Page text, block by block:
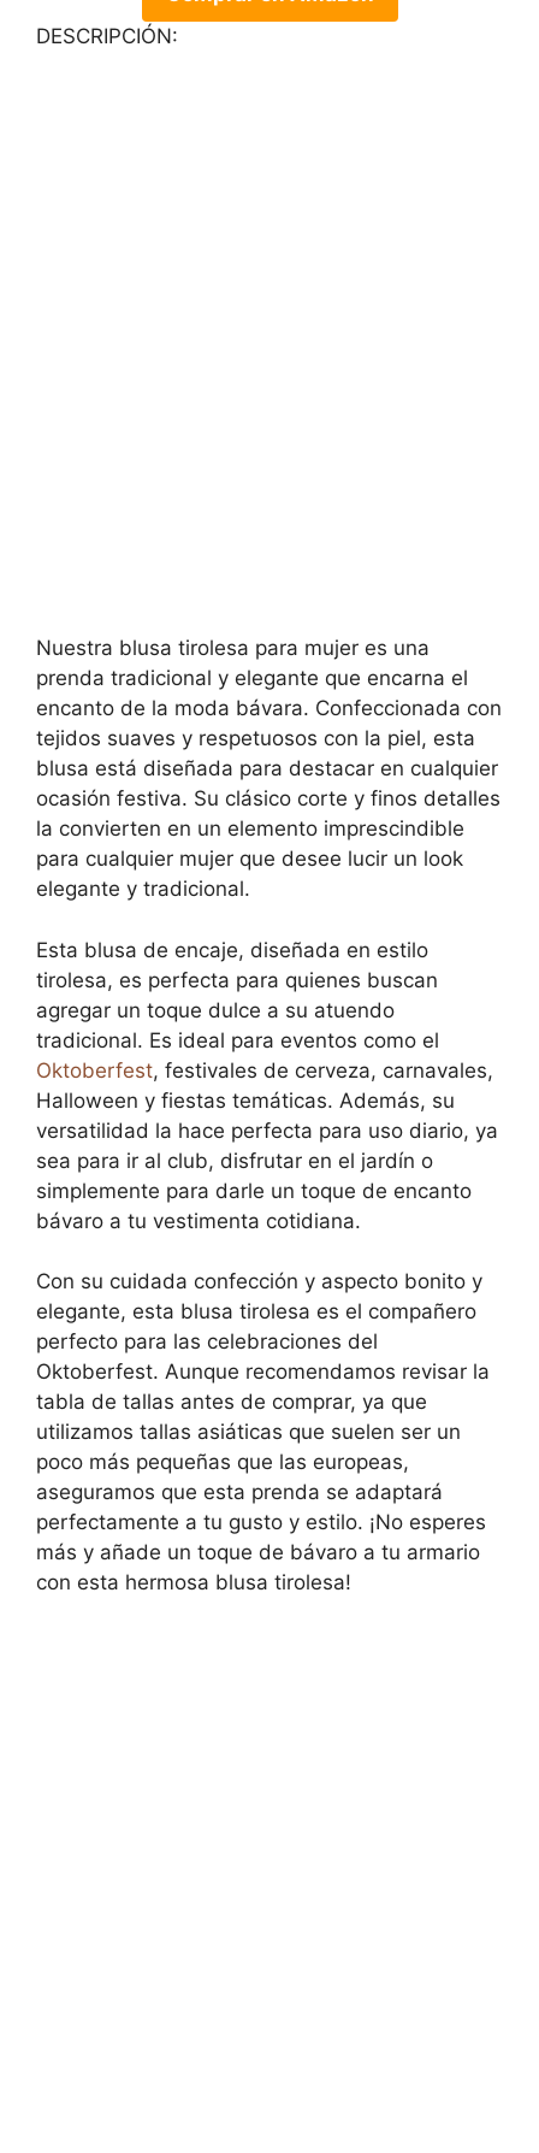
DESCRIPCIÓN:
Nuestra blusa tirolesa para mujer es una
prenda tradicional y elegante que encarna el
encanto de la moda bávara. Confeccionada con
tejidos suaves y respetuosos con la piel, esta
blusa está diseñada para destacar en cualquier
ocasión festiva. Su clásico corte y finos detalles
la convierten en un elemento imprescindible
para cualquier mujer que desee lucir un look
elegante y tradicional.
Esta blusa de encaje, diseñada en estilo
tirolesa, es perfecta para quienes buscan
agregar un toque dulce a su atuendo
tradicional. Es ideal para eventos como el
Oktoberfest, festivales de cerveza, carnavales,
Halloween y fiestas temáticas. Además, su
versatilidad la hace perfecta para uso diario, ya
sea para ir al club, disfrutar en el jardín o
simplemente para darle un toque de encanto
bávaro a tu vestimenta cotidiana.
Con su cuidada confección y aspecto bonito y
elegante, esta blusa tirolesa es el compañero
perfecto para las celebraciones del
Oktoberfest. Aunque recomendamos revisar la
tabla de tallas antes de comprar, ya que
utilizamos tallas asiáticas que suelen ser un
poco más pequeñas que las europeas,
aseguramos que esta prenda se adaptará
perfectamente a tu gusto y estilo. ¡No esperes
más y añade un toque de bávaro a tu armario
con esta hermosa blusa tirolesa!